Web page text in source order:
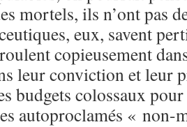
mortels, ils n’ont pas
eux, savent
copieusement
leur conviction et leur
budgets colossaux
autoproclamés « non-